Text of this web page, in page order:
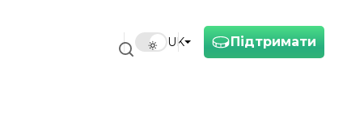
Підтримати
UK